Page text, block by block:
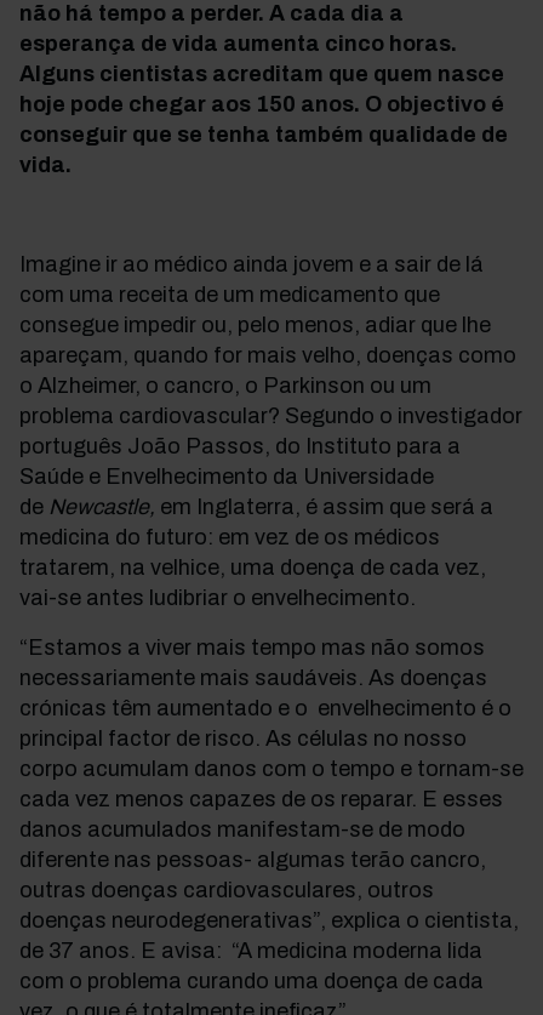
não há tempo a perder. A cada dia a
esperança de vida aumenta cinco horas.
Alguns cientistas acreditam que quem nasce
hoje pode chegar aos 150 anos. O objectivo é
conseguir que se tenha também qualidade de
vida.
Imagine ir ao médico ainda jovem e a sair de lá
com uma receita de um medicamento que
consegue impedir ou, pelo menos, adiar que lhe
apareçam, quando for mais velho, doenças como
o Alzheimer, o cancro, o Parkinson ou um
problema cardiovascular? Segundo o investigador
português João Passos, do Instituto para a
Saúde e Envelhecimento da Universidade
de Newcastle, em Inglaterra, é assim que será a
medicina do futuro: em vez de os médicos
tratarem, na velhice, uma doença de cada vez,
vai-se antes ludibriar o envelhecimento.
“Estamos a viver mais tempo mas não somos
necessariamente mais saudáveis. As doenças
crónicas têm aumentado e o envelhecimento é o
principal factor de risco. As células no nosso
corpo acumulam danos com o tempo e tornam-se
cada vez menos capazes de os reparar. E esses
danos acumulados manifestam-se de modo
diferente nas pessoas- algumas terão cancro,
outras doenças cardiovasculares, outros
doenças neurodegenerativas”, explica o cientista,
de 37 anos. E avisa: “A medicina moderna lida
com o problema curando uma doença de cada